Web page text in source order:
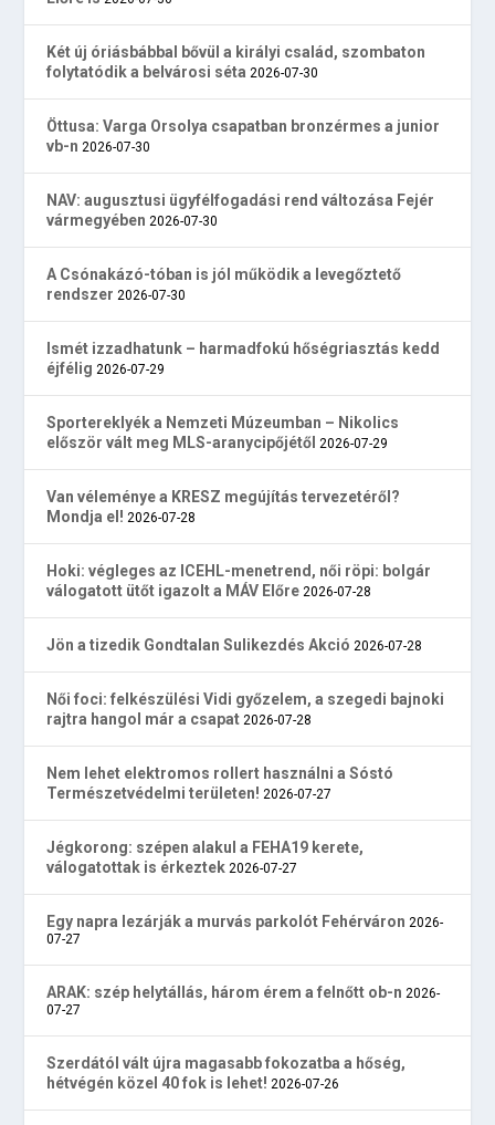
Két új óriásbábbal bővül a királyi család, szombaton
folytatódik a belvárosi séta 2026-07-30
Öttusa: Varga Orsolya csapatban bronzérmes a junior
vb-n 2026-07-30
NAV: augusztusi ügyfélfogadási rend változása Fejér
vármegyében 2026-07-30
A Csónakázó-tóban is jól működik a levegőztető
rendszer 2026-07-30
Ismét izzadhatunk – harmadfokú hőségriasztás kedd
éjfélig 2026-07-29
Sportereklyék a Nemzeti Múzeumban – Nikolics
először vált meg MLS-aranycipőjétől 2026-07-29
Van véleménye a KRESZ megújítás tervezetéről?
Mondja el! 2026-07-28
Hoki: végleges az ICEHL-menetrend, női röpi: bolgár
válogatott ütőt igazolt a MÁV Előre 2026-07-28
Jön a tizedik Gondtalan Sulikezdés Akció 2026-07-28
Női foci: felkészülési Vidi győzelem, a szegedi bajnoki
rajtra hangol már a csapat 2026-07-28
Nem lehet elektromos rollert használni a Sóstó
Természetvédelmi területen! 2026-07-27
Jégkorong: szépen alakul a FEHA19 kerete,
válogatottak is érkeztek 2026-07-27
Egy napra lezárják a murvás parkolót Fehérváron 2026-
07-27
ARAK: szép helytállás, három érem a felnőtt ob-n 2026-
07-27
Szerdától vált újra magasabb fokozatba a hőség,
hétvégén közel 40 fok is lehet! 2026-07-26